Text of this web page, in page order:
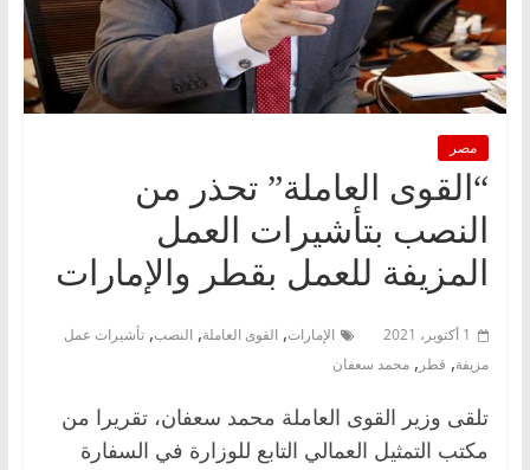
مصر
“القوى العاملة” تحذر من
النصب بتأشيرات العمل
المزيفة للعمل بقطر والإمارات
1 أكتوبر، 2021 الإمارات, القوى العاملة, النصب, تأشيرات عمل
مزيفة, قطر , محمد سعفان
تلقى وزير القوى العاملة محمد سعفان، تقريرا من
مكتب التمثيل العمالي التابع للوزارة في السفارة